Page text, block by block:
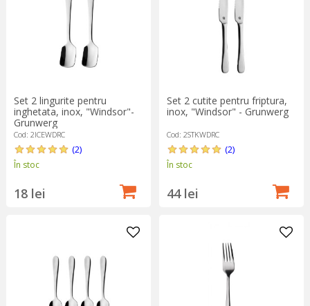
Set 2 lingurite pentru
inghetata, inox, "Windsor"-
Grunwerg
Cod: 2ICEWDRC
(2)
În stoc
18 lei
Set 2 cutite pentru friptura,
inox, "Windsor" - Grunwerg
Cod: 2STKWDRC
(2)
În stoc
44 lei